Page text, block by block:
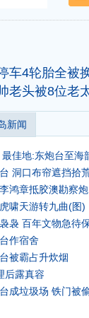
车4轮胎全被
老头被8位老
新闻
佳地:东炮台至海
洞口布帘遮挡拾
鸿章抵胶澳勘察
啸天游转九曲(图)
袅 百年文物急待
作宿舍
被霸占升炊烟
后露真容
成垃圾场 铁门被